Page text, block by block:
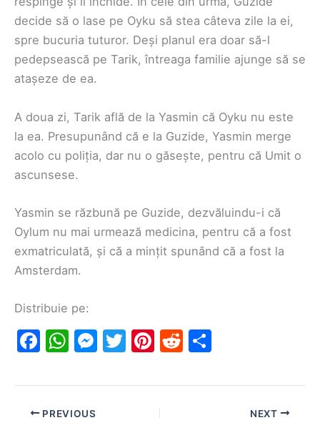
decide să o lase pe Oyku să stea câteva zile la ei,
spre bucuria tuturor. Deși planul era doar să-l
pedepsească pe Tarik, întreaga familie ajunge să se
atașeze de ea.
A doua zi, Tarik află de la Yasmin că Oyku nu este
la ea. Presupunând că e la Guzide, Yasmin merge
acolo cu poliția, dar nu o găsește, pentru că Umit o
ascunsese.
Yasmin se răzbună pe Guzide, dezvăluindu-i că
Oylum nu mai urmează medicina, pentru că a fost
exmatriculată, și că a mințit spunând că a fost la
Amsterdam.
Distribuie pe:
F
c
e
W
at
s
M
s
T
itt
Pi
er
e
R
d ar
PREVIOUS NEXT